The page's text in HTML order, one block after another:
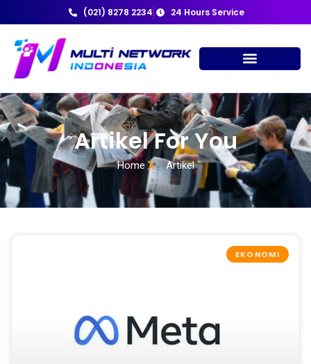
(021) 8278 2234 24 Hours Service
Artikel For You
Home Artikel
EKONOMI